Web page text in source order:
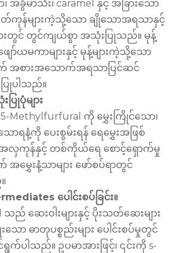
အခွံမာသီး၊ caramel နှင့် အခြားသော
ကုန်များကဲ့သို့သော ချိုသောအရသာနှင့်
းတွင် တွင်ကျယ်စွာ အသုံးပြုသည်။ မုန့်
ျော်ယမကာများနှင့် မုန့်များကဲ့သို့သော
အစားအသောက်အရသာပြင်ဆင်
ြုပါသည်။
ြုပုံများ
Methylfurfural ကို မွှေးကြိုင်သော၊
ောရနံ့ကို ပေးစွမ်းရန် ရေမွှေးအဖြစ်
လှကုန်နှင့် တစ်ကိုယ်ရေ စောင့်ရှောက်မှု
မွှေးနံ့သာများ ဖော်စပ်ရာတွင်
ပေါင်းစပ်ခြင်း။
ည် ဆေးဝါးများနှင့် ပိုးသတ်ဆေးများ
ော ဓာတုပစ္စည်းများ ပေါင်းစပ်မှုတွင်
ရွက်ပါသည်။ ဥပမာအားဖြင့်၊ ၎င်းကို s-